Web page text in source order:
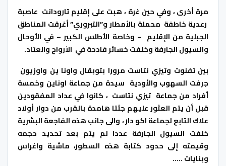
مرة أخرى ، وفي حين غرة ، هبت على إقليم تارودانت عاصبة
رعدية خاطفة محملة بالأمطار و”التبروري” أغرقت المناطق
الجبلية من الإقليم – وخاصة الأطلس الكبير – في الأوحال
والسيول الجارفة وخلفت خسائر فادحة في الأرواح والعتاد.
بين تفنوت وتيزي نتاست مرورا بتوبقال واونا ين واوزيون
جرفت السهوب والأودية سيدة من جماعة اوناين وخمسة
أفراد من جماعة تيزي نتاست ، كانوا في عداد المفقودين
قبل أن يتم العثور عليهم جثتا هامدة بالقرب من دوار أولاد
علاك التابع لجماعة اكو دار ، والى جانب هذه الفاجعة البشرية
خلفت السيول الجارفة عددا لم يتم بعد تحديد حجمه
وقيمته إلى حدود كتابة هذه السطور، ماشية واغراس
وبنايات …..